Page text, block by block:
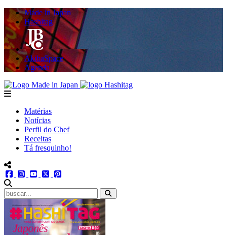
Made in Japan
Hashitag
AkibaSpace
Agenda
Powered By Made in Japan
Hashitag
menu
Matérias
Notícias
Perfil do Chef
Receitas
Tá fresquinho!
menu redes social
facebookinstagram
youtube
twitter